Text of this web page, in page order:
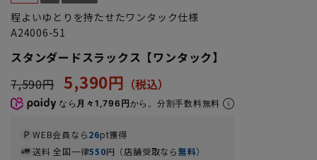
程よいゆとりを持たせたワンタック仕様
A24006-51
スタンダードスラックス【ワンタック】
7,590円 5,390円
なら 月々1,796円から。分割手数料無料
WEB会員なら26pt獲得
送料 全国一律550円（店舗受取なら無料）